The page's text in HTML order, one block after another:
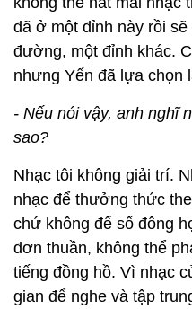
đã ở một đỉnh này rồi
đường, một đỉnh khác.
nhưng Yến đã lựa chọn
- Nếu nói vậy, anh nghĩ
sao?
Nhạc tôi không giải trí.
nhạc để thưởng thức
chứ không để số đông
đơn thuần, không thể
tiếng đồng hồ. Vì nhạc
gian để nghe và tập